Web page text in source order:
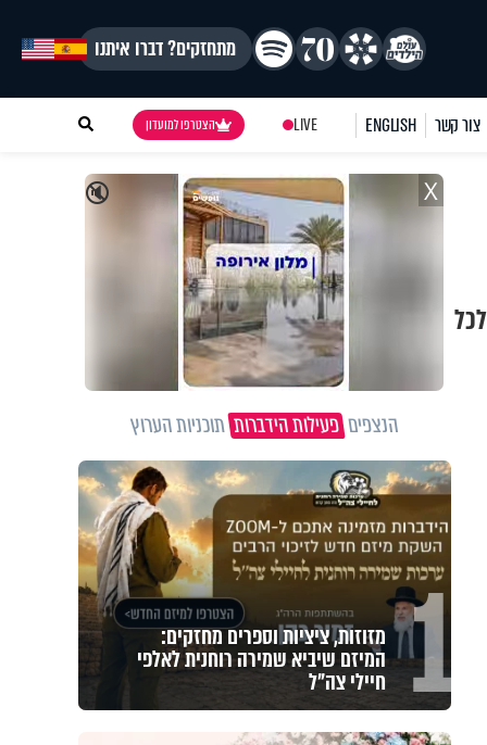
מתחזקים? דברו איתנו
צור קשר ENGLISH
LIVE הצטרפו למועדון
🔇 X
הנצפיםפעילות הידברותתוכניות הערוץ
1 מזוזות, ציציות וספרים מחזקים:
המיזם שיביא שמירה רוחנית לאלפי
חיילי צה"ל